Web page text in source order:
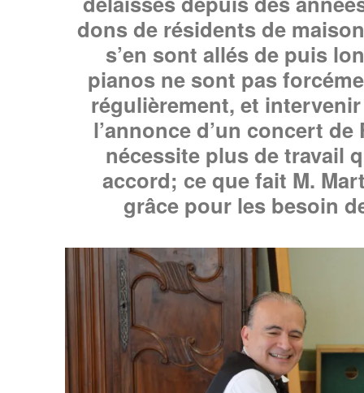
dons de résidents de
s’en sont allés de puis
pianos ne sont pas
régulièrement, et
l’annonce d’un concert
nécessite plus de travail
accord; ce que fait M.
grâce pour les besoin